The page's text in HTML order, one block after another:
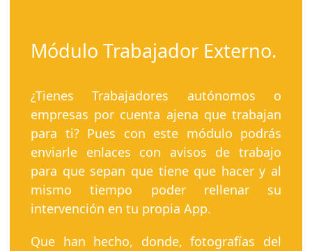
Módulo Trabajador Externo.
¿Tienes Trabajadores autónomos o
empresas por cuenta ajena que trabajan
para ti? Pues con este módulo podrás
enviarle enlaces con avisos de trabajo
para que sepan que tiene que hacer y al
mismo tiempo poder rellenar su
intervención en tu propia App.
Que han hecho, donde, fotografías del